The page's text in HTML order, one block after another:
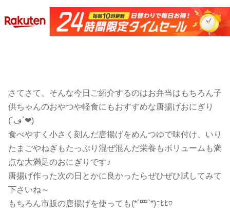
さてさて、そんな今日ご紹介するのはお弁当はもちろん子
供ちゃんのおやつや軽食にもおすすめな唐揚げおにぎり
(´ڡ`❤)
食べやすく小さく刻んだ唐揚げをめんつゆで味付け、いり
たまごやねぎもたっぷり混ぜ混んだ栄養もボリュームも満
点な大満足のおにぎりです♪
唐揚げ作った次の日とかに良かったらぜひぜひ試してみて
下さいね～
もちろん市販の唐揚げを使っても(*´罒`*)ﾆﾋﾋ♡